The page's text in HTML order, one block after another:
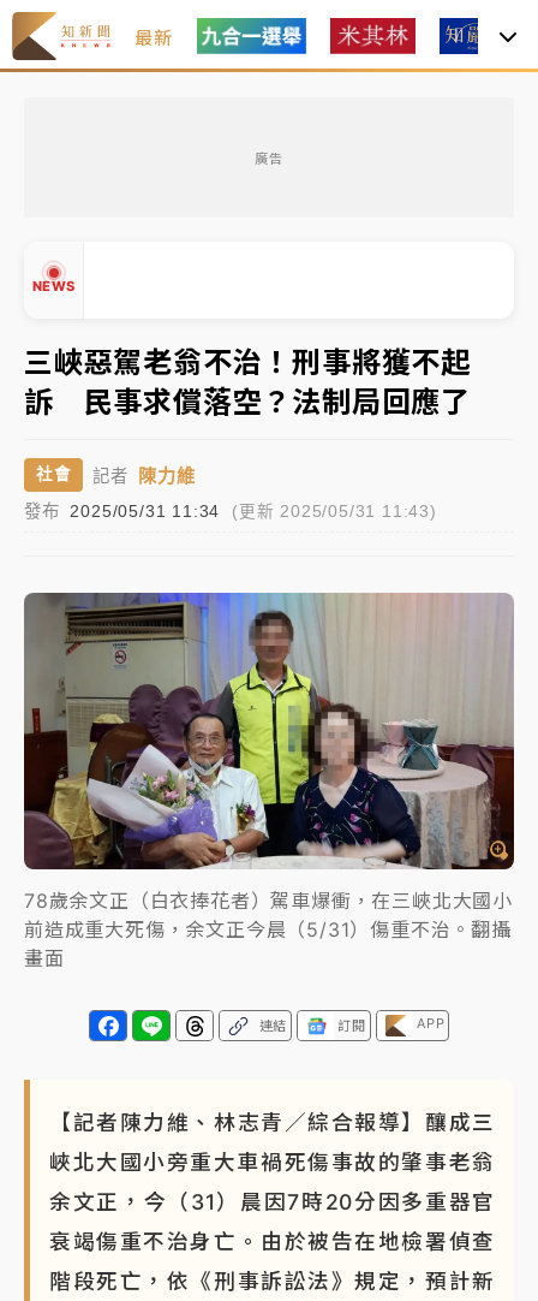
最新
廣告
NEWS
中信慈善基金會想增加董事人數！辜仲諒向法院聲請遭
駁 理由曝光
故宮《龍藏經》特展第2檔！今線上預約開賣一度塞車
周六起展出延長至晚上7時
台東農業處長涉圖利渡假村！東檢抗告成功 今重開羈
父親節泡湯了！中颱白海豚雨彈轟3天 「紅到發紫」降
雨熱區曝
女律師陳昱瑄詐慈濟10億！黃金158kg遭查扣畫面曝光
暑假過三周才推「E宿新北打卡趣」！抽獎程序複雜 觀
旅局回應了
中信慈善基金會想增加董事人數！辜仲諒向法院聲請遭
駁 理由曝光
故宮《龍藏經》特展第2檔！今線上預約開賣一度塞車
周六起展出延長至晚上7時
押庭
父親節泡湯了！中颱白海豚雨彈轟3天 「紅到發紫」降
▲
三峽惡駕老翁不治！刑事將獲不起
訴 民事求償落空？法制局回應了
社會 記者 陳力維
發布 2025/05/31 11:34 (更新 2025/05/31 11:43)
78歲余文正（白衣捧花者）駕車爆衝，在三峽北大國小
前造成重大死傷，余文正今晨（5/31）傷重不治。翻攝
畫面
連結 訂閱 APP
【記者陳力維、林志青／綜合報導】釀成三
峽北大國小旁重大車禍死傷事故的肇事老翁
余文正，今（31）晨因7時20分因多重器官
衰竭傷重不治身亡。由於被告在地檢署偵查
階段死亡，依《刑事訴訟法》規定，預計新